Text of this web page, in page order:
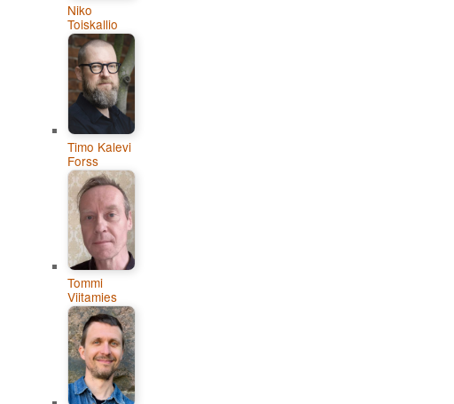
Niko
Toiskallio
Timo Kalevi
Forss
Tommi
Viitamies